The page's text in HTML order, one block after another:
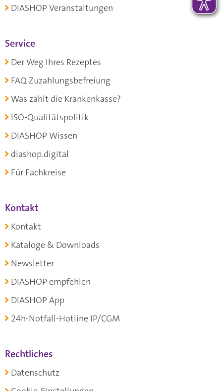
DIASHOP Veranstaltungen
Service
Der Weg Ihres Rezeptes
FAQ Zuzahlungsbefreiung
Was zahlt die Krankenkasse?
ISO-Qualitätspolitik
DIASHOP Wissen
diashop.digital
Für Fachkreise
Kontakt
Kontakt
Kataloge & Downloads
Newsletter
DIASHOP empfehlen
DIASHOP App
24h-Notfall-Hotline IP/CGM
Rechtliches
Datenschutz